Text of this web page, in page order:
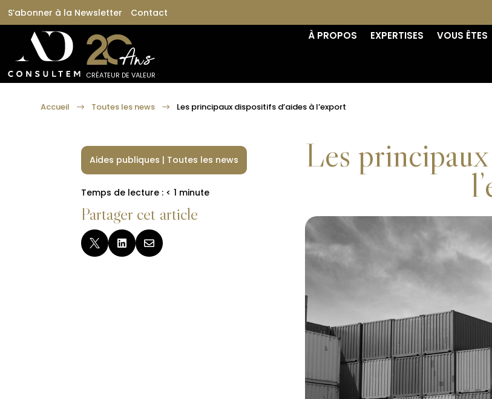
S’abonner à la Newsletter Contact
CRÉATEUR DE VALEUR
À PROPOS EXPERTISES VOUS ÊTES
Accueil $ Toutes les news $ Les principaux dispositifs d’aides à l’export
Aides publiques | Toutes les news
Temps de lecture : < 1 minute
Partager cet article
  
Les